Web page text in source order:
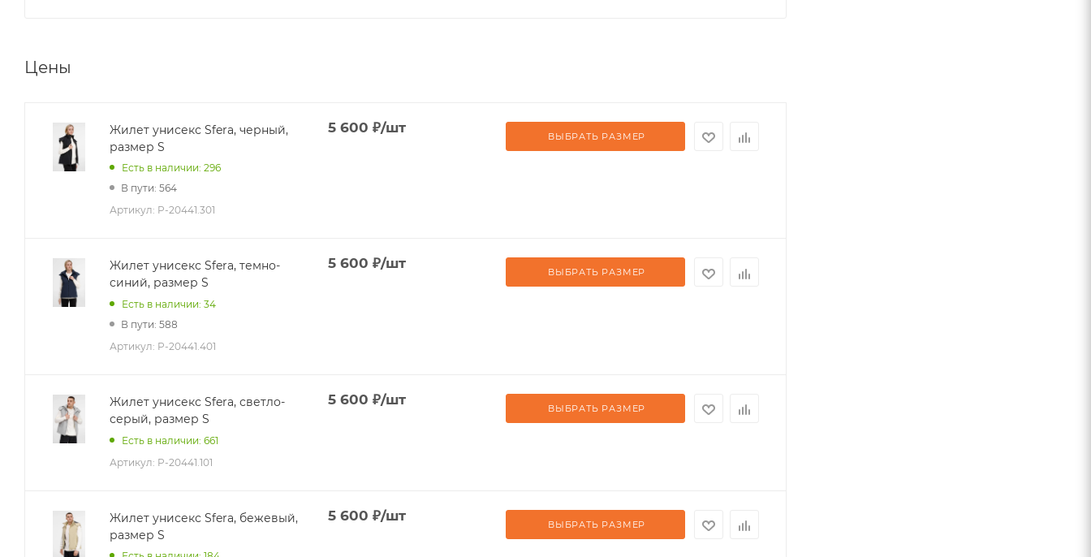
Цены
Жилет унисекс Sfera, черный,
размер S
Есть в наличии: 296
В пути: 564
Артикул: P-20441.301
5 600 ₽/шт
ВЫБРАТЬ РАЗМЕР
Жилет унисекс Sfera, темно-
синий, размер S
Есть в наличии: 34
В пути: 588
Артикул: P-20441.401
5 600 ₽/шт
ВЫБРАТЬ РАЗМЕР
Жилет унисекс Sfera, светло-
серый, размер S
Есть в наличии: 661
Артикул: P-20441.101
5 600 ₽/шт
ВЫБРАТЬ РАЗМЕР
Жилет унисекс Sfera, бежевый,
размер S
5 600 ₽/шт
ВЫБРАТЬ РАЗМЕР